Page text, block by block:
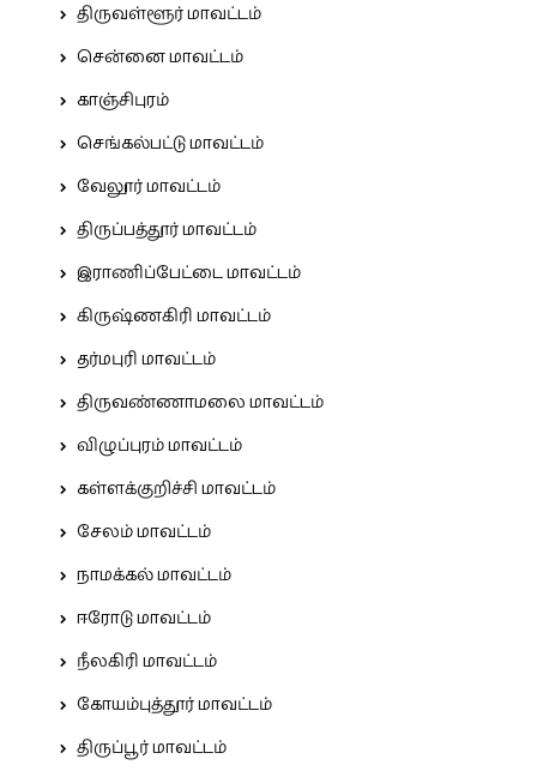
திருவள்ளூர் மாவட்டம்
சென்னை மாவட்டம்
காஞ்சிபுரம்
செங்கல்பட்டு மாவட்டம்
வேலூர் மாவட்டம்
திருப்பத்தூர் மாவட்டம்
இராணிப்பேட்டை மாவட்டம்
கிருஷ்ணகிரி மாவட்டம்
தர்மபுரி மாவட்டம்
திருவண்ணாமலை மாவட்டம்
விழுப்புரம் மாவட்டம்
கள்ளக்குறிச்சி மாவட்டம்
சேலம் மாவட்டம்
நாமக்கல் மாவட்டம்
ஈரோடு மாவட்டம்
நீலகிரி மாவட்டம்
கோயம்புத்தூர் மாவட்டம்
திருப்பூர் மாவட்டம்